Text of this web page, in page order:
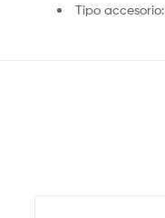
Tipo accesorio: